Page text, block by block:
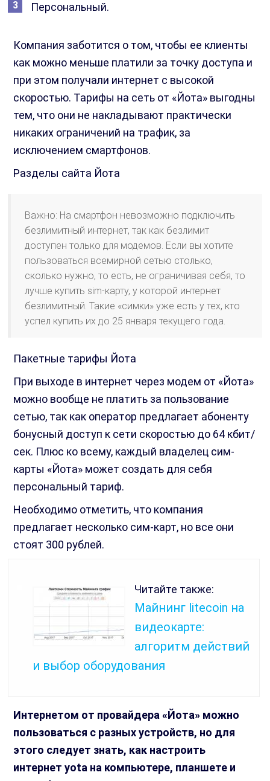
Персональный.
Компания заботится о том, чтобы ее клиенты
как можно меньше платили за точку доступа и
при этом получали интернет с высокой
скоростью. Тарифы на сеть от «Йота» выгодны
тем, что они не накладывают практически
никаких ограничений на трафик, за
исключением смартфонов.
Разделы сайта Йота
Важно: На смартфон невозможно подключить
безлимитный интернет, так как безлимит
доступен только для модемов. Если вы хотите
пользоваться всемирной сетью столько,
сколько нужно, то есть, не ограничивая себя, то
лучше купить sim-карту, у которой интернет
безлимитный. Такие «симки» уже есть у тех, кто
успел купить их до 25 января текущего года.
Пакетные тарифы Йота
При выходе в интернет через модем от «Йота»
можно вообще не платить за пользование
сетью, так как оператор предлагает абоненту
бонусный доступ к сети скоростью до 64 кбит/
сек. Плюс ко всему, каждый владелец сим-
карты «Йота» может создать для себя
персональный тариф.
Необходимо отметить, что компания
предлагает несколько сим-карт, но все они
стоят 300 рублей.
Читайте также:
Майнинг litecoin на
видеокарте:
алгоритм действий
и выбор оборудования
Интернетом от провайдера «Йота» можно
пользоваться с разных устройств, но для
этого следует знать, как настроить
интернет yota на компьютере, планшете и